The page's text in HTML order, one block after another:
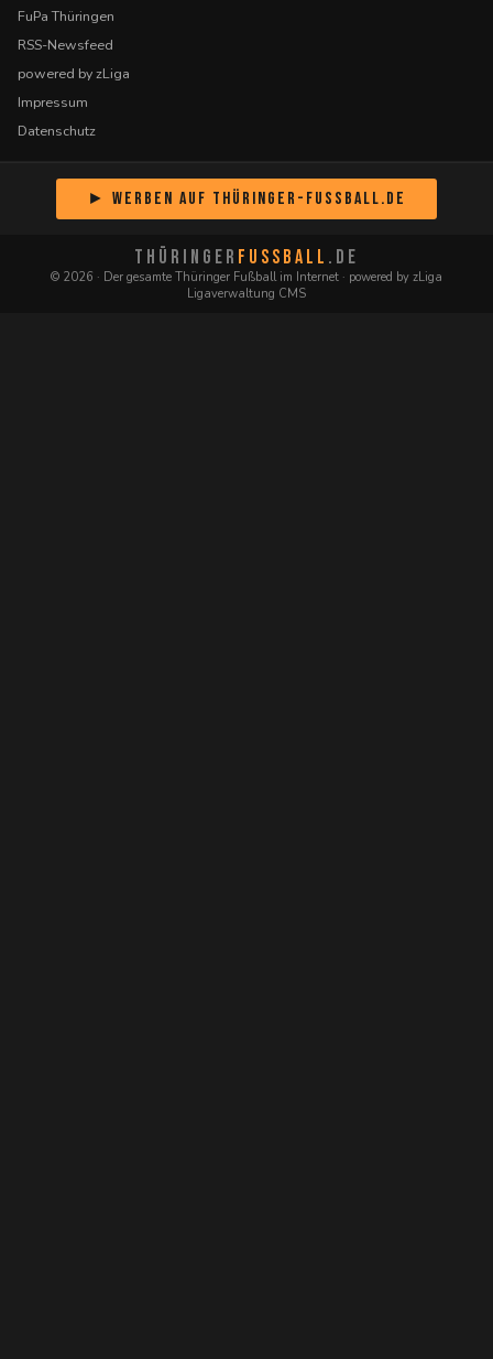
FuPa Thüringen
RSS-Newsfeed
powered by zLiga
Impressum
Datenschutz
► Werben auf Thüringer-Fussball.de
THÜRINGER FUSSBALL .DE
© 2026 · Der gesamte Thüringer Fußball im Internet · powered by zLiga
Ligaverwaltung CMS